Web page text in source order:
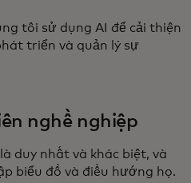
tôi sử dụng AI để cải thiện
triển và quản lý sự
nghề nghiệp
duy nhất và khác biệt, và
biểu đồ và điều hướng họ.